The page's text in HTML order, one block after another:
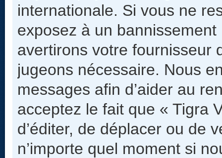
internationale. Si vous ne
exposez à un
avertirons votre fournisseur
jugeons nécessaire. Nous
messages afin d’aider au
acceptez le fait que « Tigra
d’éditer, de déplacer ou de
n’importe quel moment si